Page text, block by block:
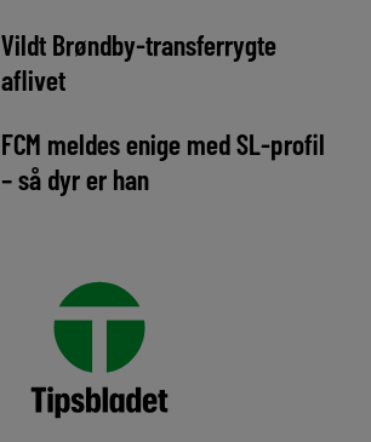
Vildt Brøndby-transferrygte
aflivet
FCM meldes enige med SL-profil
– så dyr er han